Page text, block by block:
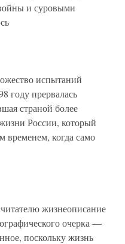
и суровыми
испытаний
году прервалась
страной более
России, который
когда само
жизнеописание
очерка —
поскольку жизнь